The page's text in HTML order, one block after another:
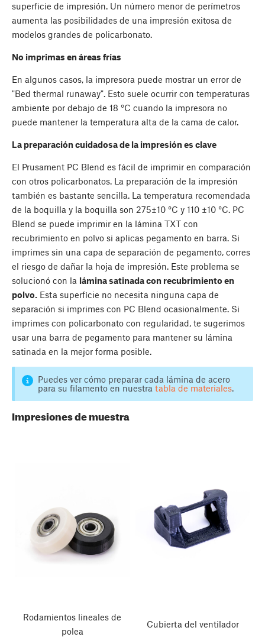
superficie de impresión. Un número menor de perímetros
aumenta las posibilidades de una impresión exitosa de
modelos grandes de policarbonato.
No imprimas en áreas frías
En algunos casos, la impresora puede mostrar un error de
"Bed thermal runaway". Esto suele ocurrir con temperaturas
ambiente por debajo de 18 °C cuando la impresora no
puede mantener la temperatura alta de la cama de calor.
La preparación cuidadosa de la impresión es clave
El Prusament PC Blend es fácil de imprimir en comparación
con otros policarbonatos. La preparación de la impresión
también es bastante sencilla. La temperatura recomendada
de la boquilla y la boquilla son 275±10 °C y 110 ±10 °C. PC
Blend se puede imprimir en la lámina TXT con
recubrimiento en polvo si aplicas pegamento en barra. Si
imprimes sin una capa de separación de pegamento, corres
el riesgo de dañar la hoja de impresión. Este problema se
solucionó con la lámina satinada con recubrimiento en
polvo. Esta superficie no necesita ninguna capa de
separación si imprimes con PC Blend ocasionalmente. Si
imprimes con policarbonato con regularidad, te sugerimos
usar una barra de pegamento para mantener su lámina
satinada en la mejor forma posible.
Puedes ver cómo preparar cada lámina de acero
para su filamento en nuestra tabla de materiales.
Impresiones de muestra
Rodamientos lineales de
polea
Cubierta del ventilador